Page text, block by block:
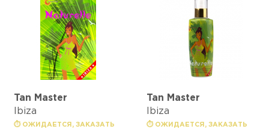
Tan Master
Ibiza
⏱ ОЖИДАЕТСЯ, ЗАКАЗАТЬ
Tan Master
Ibiza
⏱ ОЖИДАЕТСЯ, ЗАКАЗАТЬ